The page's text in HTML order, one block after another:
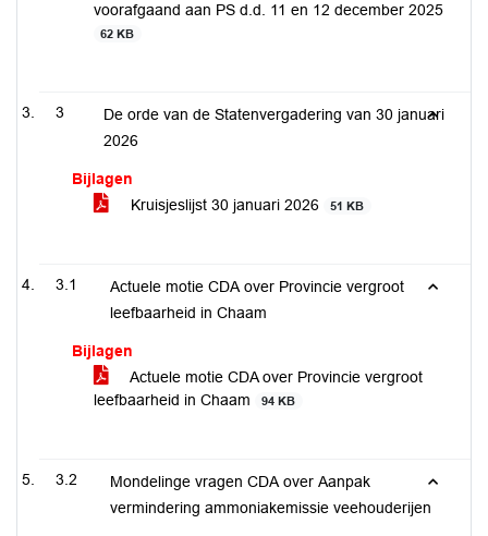
voorafgaand aan PS d.d. 11 en 12 december 2025
62 KB
3
De orde van de Statenvergadering van 30 januari
2026
Bijlagen
Kruisjeslijst 30 januari 2026
51 KB
3.1
Actuele motie CDA over Provincie vergroot
leefbaarheid in Chaam
Bijlagen
Actuele motie CDA over Provincie vergroot
leefbaarheid in Chaam
94 KB
3.2
Mondelinge vragen CDA over Aanpak
vermindering ammoniakemissie veehouderijen